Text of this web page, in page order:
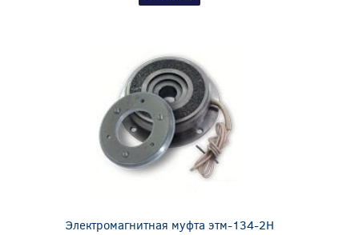
Электромагнитная муфта этм-134-2Н